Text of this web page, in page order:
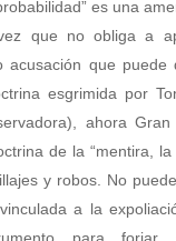
es una
que no obliga a
acusación que puede
esgrimida por
ahora
de la “mentira,
y robos. No
a la